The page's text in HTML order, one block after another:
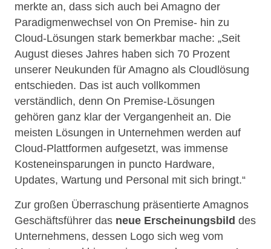
merkte an, dass sich auch bei Amagno der
Paradigmenwechsel von On Premise- hin zu
Cloud-Lösungen stark bemerkbar mache: „Seit
August dieses Jahres haben sich 70 Prozent
unserer Neukunden für Amagno als Cloudlösung
entschieden. Das ist auch vollkommen
verständlich, denn On Premise-Lösungen
gehören ganz klar der Vergangenheit an. Die
meisten Lösungen in Unternehmen werden auf
Cloud-Plattformen aufgesetzt, was immense
Kosteneinsparungen in puncto Hardware,
Updates, Wartung und Personal mit sich bringt.“
Zur großen Überraschung präsentierte Amagnos
Geschäftsführer das neue Erscheinungsbild des
Unternehmens, dessen Logo sich weg vom